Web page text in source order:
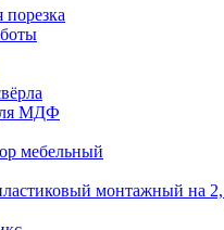
порезка
МДФ
мебельный
монтажный на